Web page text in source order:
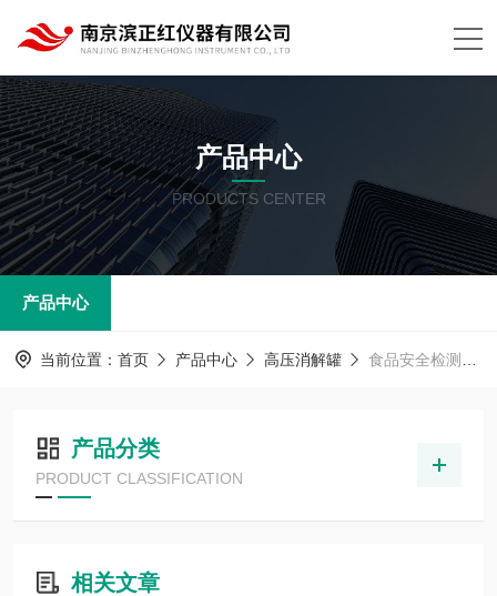
产品中心
PRODUCTS CENTER
产品中心
当前位置： 首页 产品中心 高压消解罐 食品安全检测消解罐
产品分类
PRODUCT CLASSIFICATION
相关文章